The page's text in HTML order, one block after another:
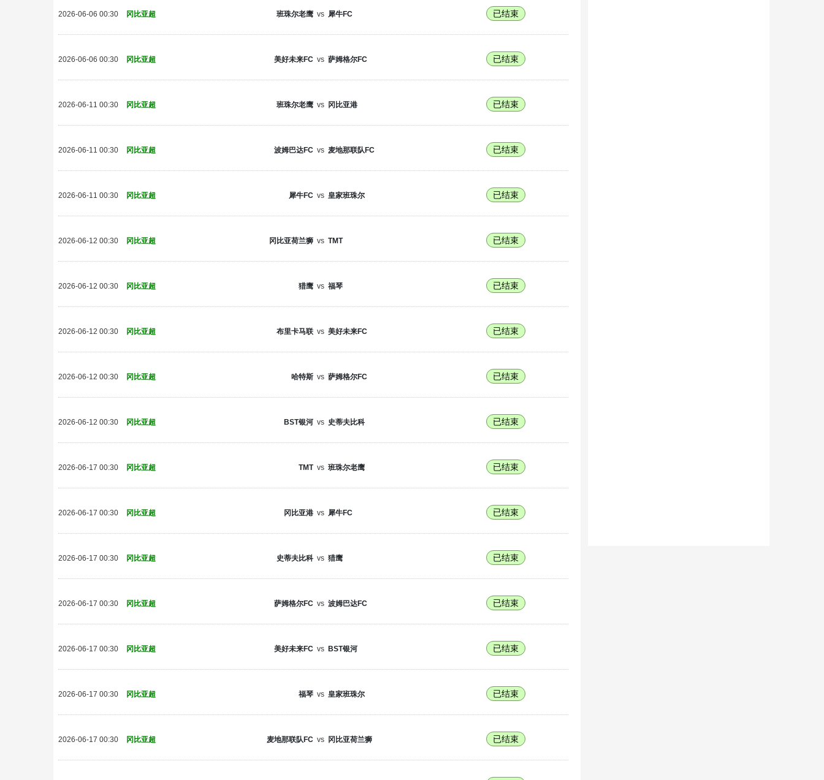
2026-06-06 00:30 冈比亚超 班珠尔老鹰 vs 犀牛FC 已结束
2026-06-06 00:30 冈比亚超 美好未来FC vs 萨姆格尔FC 已结束
2026-06-11 00:30 冈比亚超 班珠尔老鹰 vs 冈比亚港 已结束
2026-06-11 00:30 冈比亚超 波姆巴达FC vs 麦地那联队FC 已结束
2026-06-11 00:30 冈比亚超 犀牛FC vs 皇家班珠尔 已结束
2026-06-12 00:30 冈比亚超 冈比亚荷兰狮 vs TMT 已结束
2026-06-12 00:30 冈比亚超 猎鹰 vs 福琴 已结束
2026-06-12 00:30 冈比亚超 布里卡马联 vs 美好未来FC 已结束
2026-06-12 00:30 冈比亚超 哈特斯 vs 萨姆格尔FC 已结束
2026-06-12 00:30 冈比亚超 BST银河 vs 史蒂夫比科 已结束
2026-06-17 00:30 冈比亚超 TMT vs 班珠尔老鹰 已结束
2026-06-17 00:30 冈比亚超 冈比亚港 vs 犀牛FC 已结束
2026-06-17 00:30 冈比亚超 史蒂夫比科 vs 猎鹰 已结束
2026-06-17 00:30 冈比亚超 萨姆格尔FC vs 波姆巴达FC 已结束
2026-06-17 00:30 冈比亚超 美好未来FC vs BST银河 已结束
2026-06-17 00:30 冈比亚超 福琴 vs 皇家班珠尔 已结束
2026-06-17 00:30 冈比亚超 麦地那联队FC vs 冈比亚荷兰狮 已结束